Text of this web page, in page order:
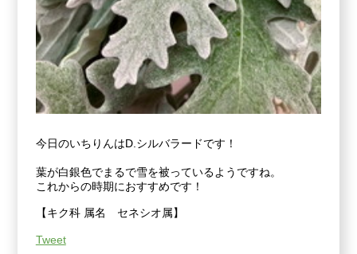
今日のいちりんはD.シルバラードです！
葉が白銀色でまるで雪を被っているようですね。
これからの時期におすすめです！
【キク科 属名 セネシオ属】
Tweet